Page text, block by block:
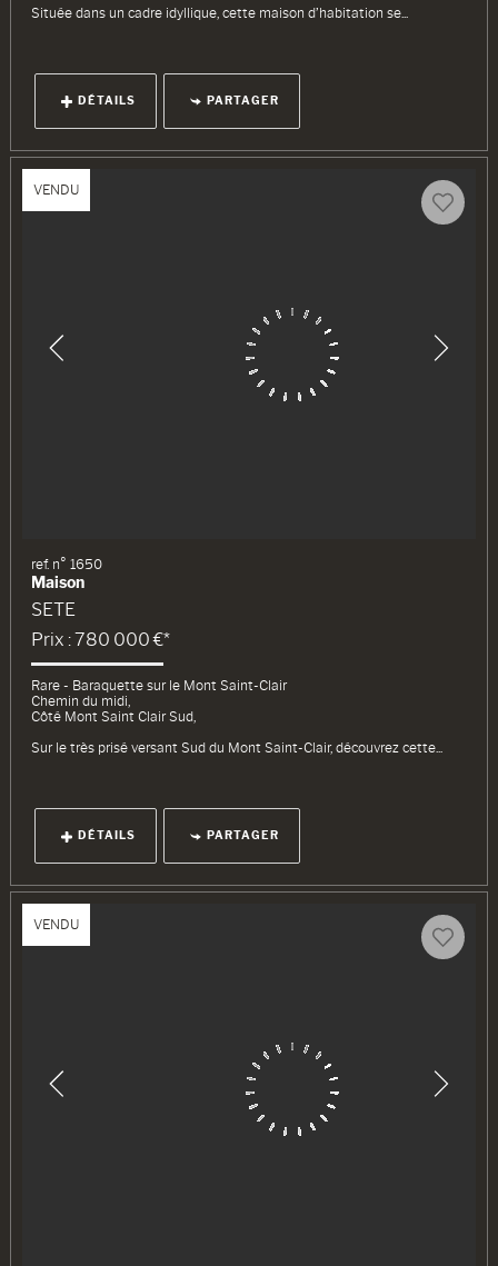
Située dans un cadre idyllique, cette maison d’habitation se...
DÉTAILS PARTAGER
VENDU
ref. n° 1650
Maison
SETE
Prix : 780 000 €*
Rare - Baraquette sur le Mont Saint-Clair
Chemin du midi,
Côté Mont Saint Clair Sud,
Sur le très prisé versant Sud du Mont Saint-Clair, découvrez cette...
DÉTAILS PARTAGER
VENDU